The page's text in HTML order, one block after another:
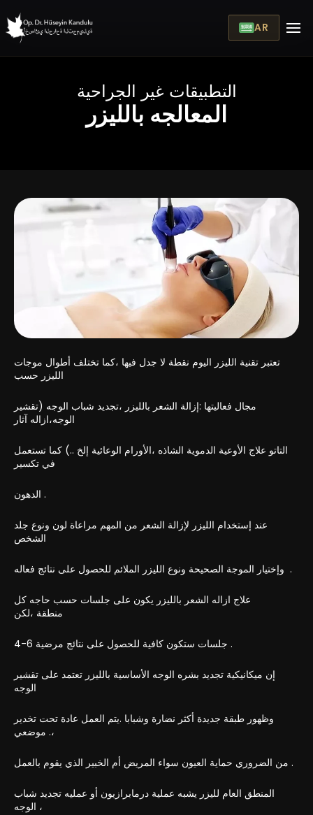
AR
التطبيقات غير الجراحية
المعالجه بالليزر
تعتبر تقنية الليزر اليوم نقطة لا جدل فيها ،كما تختلف أطوال موجات
الليزر حسب
مجال فعاليتها :إزالة الشعر بالليزر ،تجديد شباب الوجه (تقشير
الوجه،ازاله آثار
التاتو علاج الأوعية الدموية الشاذه ،الأورام الوعائية إلخ ..) كما تستعمل
في تكسير
الدهون .
عند إستخدام الليزر لإزالة الشعر من المهم مراعاة لون ونوع جلد
الشخص
وإختيار الموجة الصحيحة ونوع الليزر الملائم للحصول على نتائج فعاله .
علاج ازاله الشعر بالليزر يكون على جلسات حسب حاجه كل
منطقة ،لكن
4-6 جلسات ستكون كافية للحصول على نتائج مرضية .
إن ميكانيكية تجديد بشره الوجه الأساسية بالليزر تعتمد على تقشير
الوجه
وظهور طبقة جديدة أكثر نضارة وشبابا .يتم العمل عادة تحت تخدير
موضعي .،
من الضروري حماية العيون سواء المريض أم الخبير الذي يقوم بالعمل .
المنطق العام لليزر يشبه عملية درمابرازيون أو عمليه تجديد شباب
الوجه ،